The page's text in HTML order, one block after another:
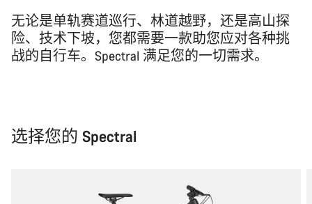
无论是单轨赛道巡行、林道越野，还是高山探
险、技术下坡，您都需要一款助您应对各种挑
战的自行车。Spectral 满足您的一切需求。
选择您的 Spectral